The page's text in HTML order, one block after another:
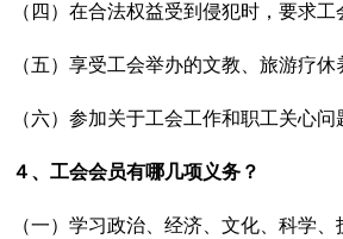
（四）在合法权益受到侵犯时，要求工
（五）享受工会举办的文教、旅游疗
（六）参加关于工会工作和职工关心问
４、工会会员有哪几项义务？
（一）学习政治、经济、文化、科学